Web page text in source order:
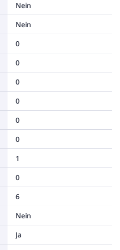
Nein
Nein
0
0
0
0
0
0
1
0
6
Nein
Ja